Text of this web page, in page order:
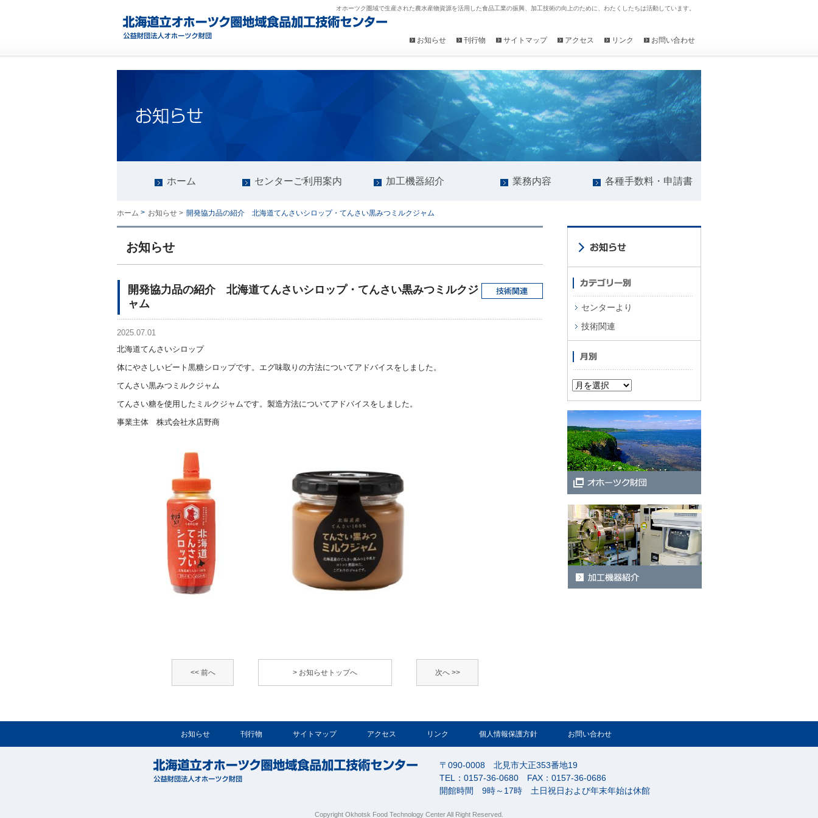
オホーツク圏域で生産された農水産物資源を活用した食品工業の振興、加工技術の向上のために、わたくしたちは活動しています。
お知らせ 刊行物 サイトマップ アクセス リンク お問い合わせ
ホーム センターご利用案内 加工機器紹介 業務内容 各種手数料・申請書
ホーム > お知らせ > 開発協力品の紹介 北海道てんさいシロップ・てんさい黒みつミルクジャム
お知らせ
開発協力品の紹介 北海道てんさいシロップ・てんさい黒みつミルクジ
ャム
2025.07.01
北海道てんさいシロップ
体にやさしいビート黒糖シロップです。エグ味取りの方法についてアドバイスをしました。
てんさい黒みつミルクジャム
てんさい糖を使用したミルクジャムです。製造方法についてアドバイスをしました。
事業主体 株式会社水店野商
<< 前へ > お知らせトップへ 次へ >>
センターより
技術関連
お知らせ 刊行物 サイトマップ アクセス リンク 個人情報保護方針 お問い合わせ
〒090-0008 北見市大正353番地19
TEL：0157-36-0680 FAX：0157-36-0686
開館時間 9時～17時 土日祝日および年末年始は休館
Copyright Okhotsk Food Technology Center All Right Reserved.